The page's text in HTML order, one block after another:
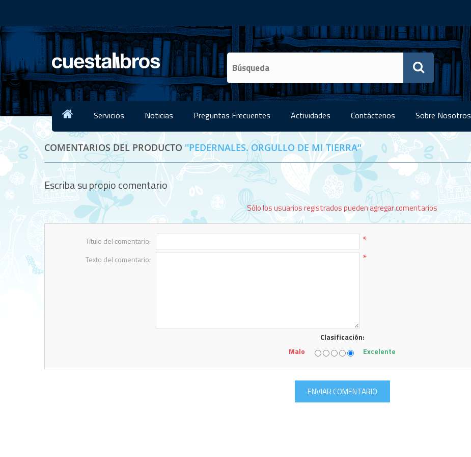
Servicios Noticias Preguntas Frecuentes Actividades Contáctenos Sobre Nosotros
COMENTARIOS DEL PRODUCTO PEDERNALES. ORGULLO DE MI TIERRA
Escriba su propio comentario
Sólo los usuarios registrados pueden agregar comentarios
Título del comentario: *
Texto del comentario: *
Clasificación:
Malo
Excelente